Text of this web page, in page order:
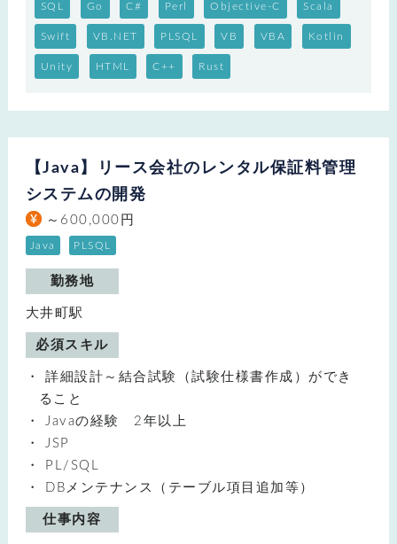
SQL Go C# Perl Objective-C Scala
Swift VB.NET PLSQL VB VBA Kotlin
Unity HTML C++ Rust
【Java】リース会社のレンタル保証料管理
システムの開発
～600,000円
Java PLSQL
勤務地
大井町駅
必須スキル
詳細設計～結合試験（試験仕様書作成）ができ
ること
Javaの経験 2年以上
JSP
PL/SQL
DBメンテナンス（テーブル項目追加等）
仕事内容